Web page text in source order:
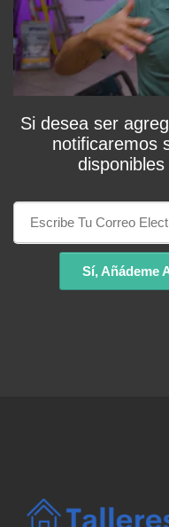
Si desea ser
notificaremos
Sí, Añádeme